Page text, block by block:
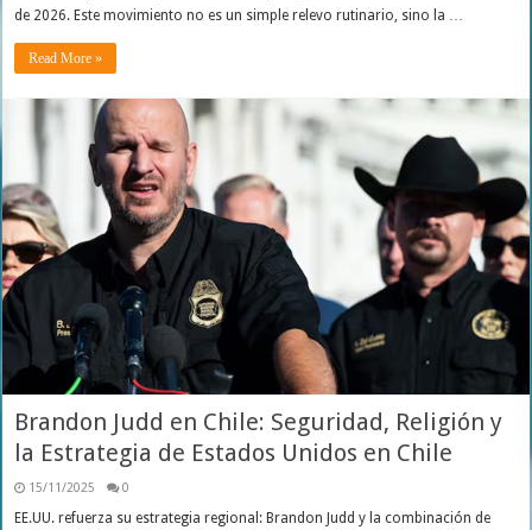
de 2026. Este movimiento no es un simple relevo rutinario, sino la …
Read More »
Brandon Judd en Chile: Seguridad, Religión y
la Estrategia de Estados Unidos en Chile
15/11/2025 0
EE.UU. refuerza su estrategia regional: Brandon Judd y la combinación de